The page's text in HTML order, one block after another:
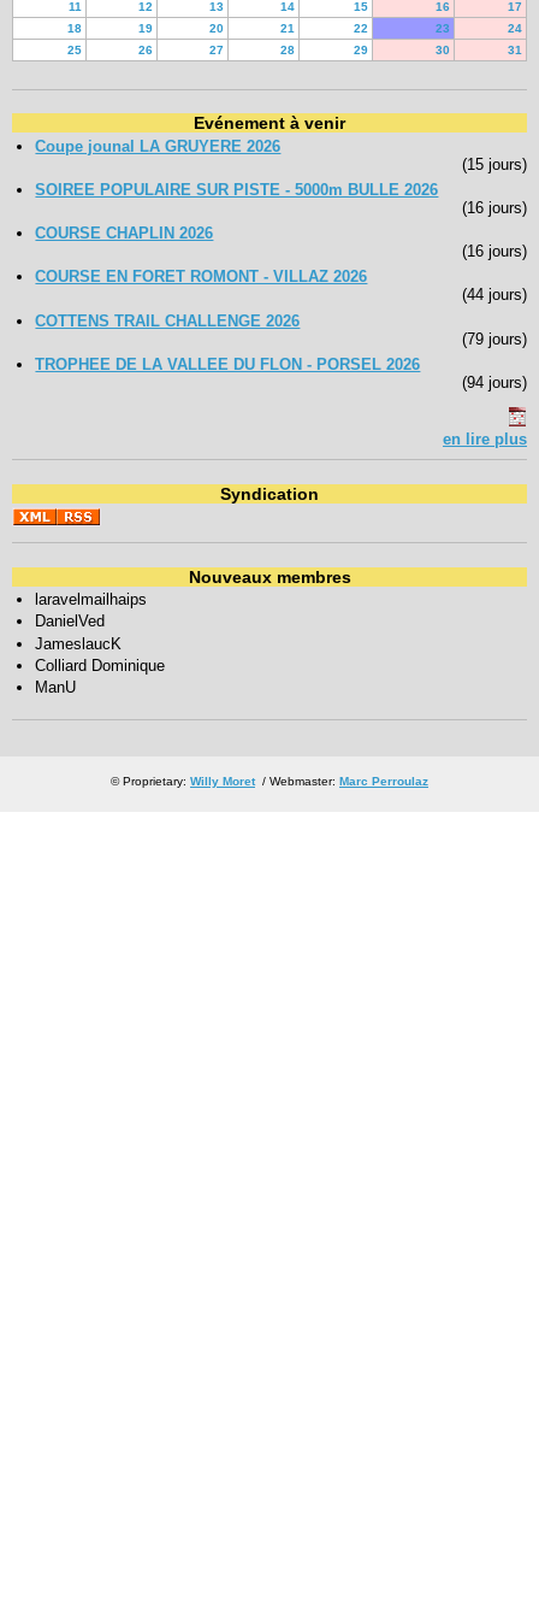
11
12 13 14 15 16
17
18
19 20 21 22 23
24
25
26 27 28 29 30 31
Evénement à venir
Coupe jounal LA GRUYERE 2026
(15 jours)
SOIREE POPULAIRE SUR PISTE - 5000m BULLE 2026
(16 jours)
COURSE CHAPLIN 2026
(16 jours)
COURSE EN FORET ROMONT - VILLAZ 2026
(44 jours)
COTTENS TRAIL CHALLENGE 2026
(79 jours)
TROPHEE DE LA VALLEE DU FLON - PORSEL 2026
(94 jours)
en lire plus
Syndication
Nouveaux membres
laravelmailhaips
DanielVed
JameslaucK
Colliard Dominique
ManU
© Proprietary: Willy Moret/ Webmaster: Marc Perroulaz